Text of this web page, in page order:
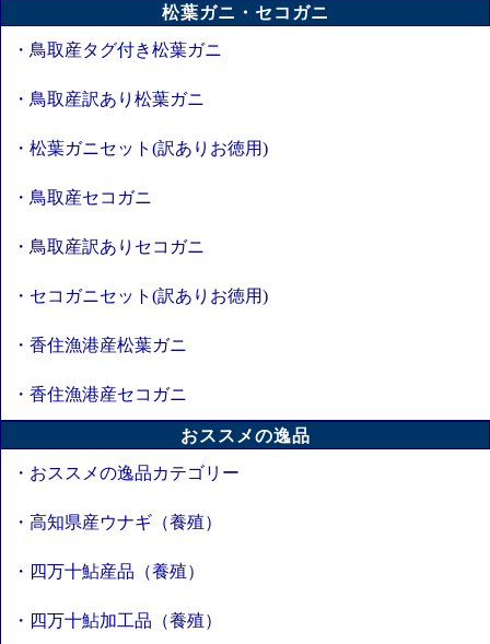
松葉ガニ・セコガニ
・鳥取産タグ付き松葉ガニ
・鳥取産訳あり松葉ガニ
・松葉ガニセット(訳ありお徳用)
・鳥取産セコガニ
・鳥取産訳ありセコガニ
・セコガニセット(訳ありお徳用)
・香住漁港産松葉ガニ
・香住漁港産セコガニ
おススメの逸品
・おススメの逸品カテゴリー
・高知県産ウナギ（養殖）
・四万十鮎産品（養殖）
・四万十鮎加工品（養殖）